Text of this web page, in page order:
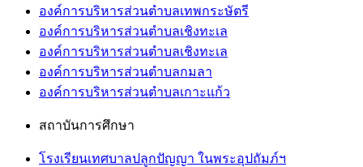
องค์การบริหารส่วนตำบลเทพกระษัตรี
องค์การบริหารส่วนตำบลเชิงทะเล
องค์การบริหารส่วนตำบลเชิงทะเล
องค์การบริหารส่วนตำบลกมลา
องค์การบริหารส่วนตำบลเกาะแก้ว
สถาบันการศึกษา
โรงเรียนเทศบาลปลูกปัญญา ในพระอุปถัมภ์ฯ